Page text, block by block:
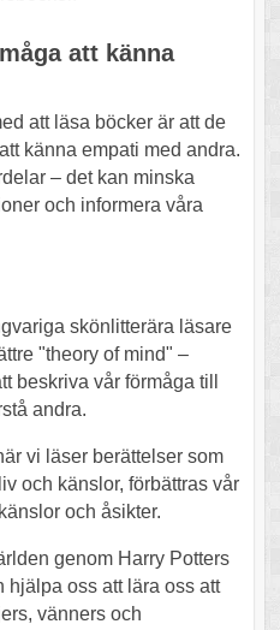
att känna
att läsa böcker är att de
känna empati med andra.
– det kan minska
och informera våra
skönlitterära läsare
"theory of mind" –
beskriva vår förmåga till
andra.
vi läser berättelser som
och känslor, förbättras vår
och åsikter.
genom Harry Potters
hjälpa oss att lära oss att
vänners och